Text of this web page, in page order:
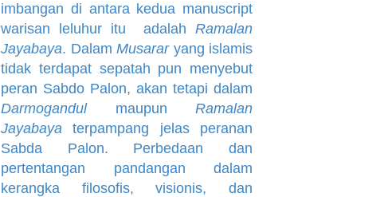
imbangan di antara kedua manuscript
warisan leluhur itu adalah Ramalan
Jayabaya. Dalam Musararyang islamis
tidak terdapat sepatah pun menyebut
peran Sabdo Palon, akan tetapi dalam
Darmogandulmaupun Ramalan
Jayabaya terpampang jelas peranan
Sabda Palon. Perbedaan dan
pertentangan pandangan dalam
kerangka filosofis, visionis, dan